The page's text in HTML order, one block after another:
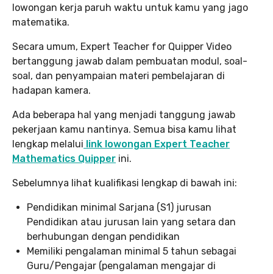
lowongan kerja paruh waktu untuk kamu yang jago
matematika.
Secara umum, Expert Teacher for Quipper Video
bertanggung jawab dalam pembuatan modul, soal-
soal, dan penyampaian materi pembelajaran di
hadapan kamera.
Ada beberapa hal yang menjadi tanggung jawab
pekerjaan kamu nantinya. Semua bisa kamu lihat
lengkap melalui link lowongan Expert Teacher
Mathematics Quipper ini.
Sebelumnya lihat kualifikasi lengkap di bawah ini:
Pendidikan minimal Sarjana (S1) jurusan
Pendidikan atau jurusan lain yang setara dan
berhubungan dengan pendidikan
Memiliki pengalaman minimal 5 tahun sebagai
Guru/Pengajar (pengalaman mengajar di